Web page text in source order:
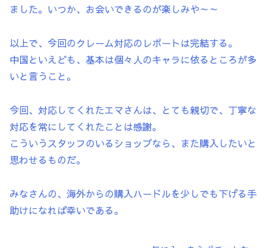
ました。いつか、お会いできるのが楽しみや～～
以上で、今回のクレーム対応のレポートは完結する。
中国といえども、基本は個々人のキャラに依るところが多
いと言うこと。
今回、対応してくれたエマさんは、とても親切で、丁寧な
対応を常にしてくれたことは感謝。
こういうスタッフのいるショップなら、また購入したいと
思わせるものだ。
みなさんの、海外からの購入ハードルを少しでも下げる手
助けになれば幸いである。